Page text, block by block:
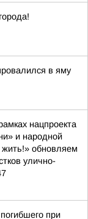
в яму
нацпроекта
и народной
обновляем
улично-
при